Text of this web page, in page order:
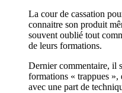
La cour de cassation
connaitre son produit
souvent oublié tout
de leurs formations.
Dernier commentaire, il
formations « trappues
avec une part de